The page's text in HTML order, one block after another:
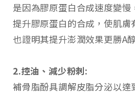
是因為膠原蛋白合成速度變
提升膠原蛋白的合成，使肌
也證明其提升澎潤效果更勝A
2.控油、減少粉刺:
補骨脂酚具調解皮脂分泌以達